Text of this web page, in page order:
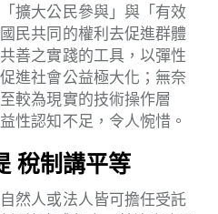
擴大公民參與」與「有效
民共同的權利去促進群體
善之實踐的工具，以彈性
進社會公益極大化；無奈
較為現實的技術操作層
性認知不足，令人惋惜。
稅制講平等
然人或法人皆可擔任受託